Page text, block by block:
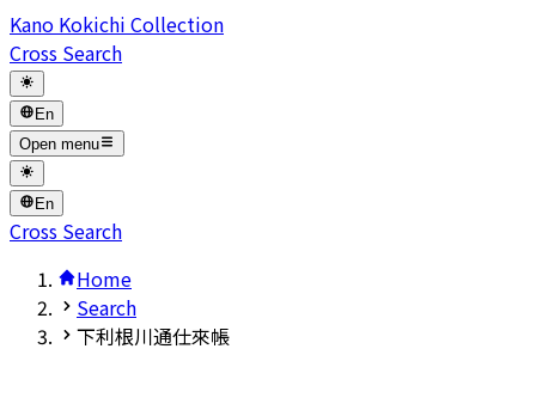
Kano Kokichi Collection
Cross Search
En
Open menu
En
Cross Search
Home
Search
下利根川通仕來帳